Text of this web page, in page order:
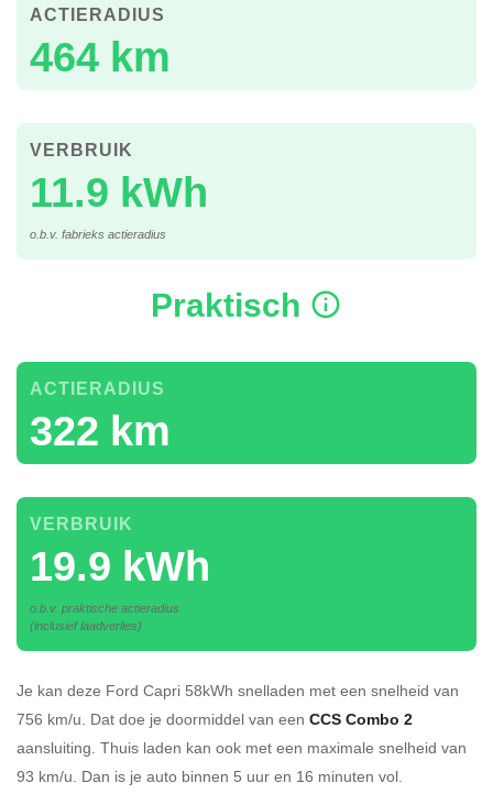
464 km
ACTIERADIUS
11.9 kWh
VERBRUIK
o.b.v. fabrieks actieradius
Praktisch
322 km
ACTIERADIUS
19.9 kWh
VERBRUIK
o.b.v. praktische actieradius
(inclusief laadverlies)
Je kan deze Ford Capri 58kWh snelladen met een snelheid van
756 km/u. Dat doe je doormiddel van een CCS Combo 2
aansluiting. Thuis laden kan ook met een maximale snelheid van
93 km/u. Dan is je auto binnen 5 uur en 16 minuten vol.